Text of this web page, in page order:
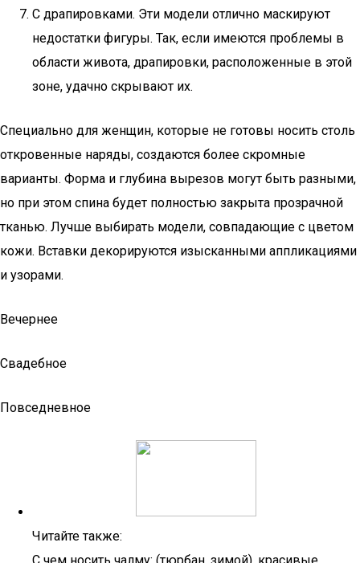
С драпировками. Эти модели отлично маскируют
недостатки фигуры. Так, если имеются проблемы в
области живота, драпировки, расположенные в этой
зоне, удачно скрывают их.
Специально для женщин, которые не готовы носить столь
откровенные наряды, создаются более скромные
варианты. Форма и глубина вырезов могут быть разными,
но при этом спина будет полностью закрыта прозрачной
тканью. Лучше выбирать модели, совпадающие с цветом
кожи. Вставки декорируются изысканными аппликациями
и узорами.
Вечернее
Свадебное
Повседневное
Читайте также: